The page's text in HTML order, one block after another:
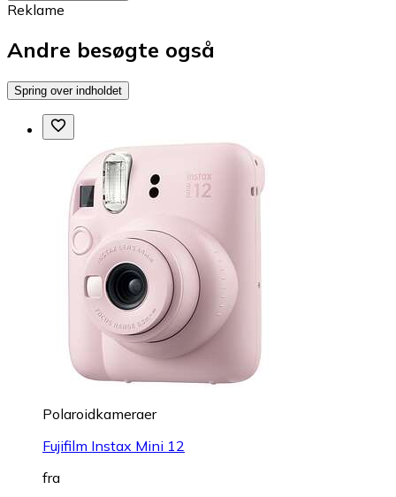
Reklame
Andre besøgte også
Spring over indholdet
Polaroidkameraer
Fujifilm Instax Mini 12
fra